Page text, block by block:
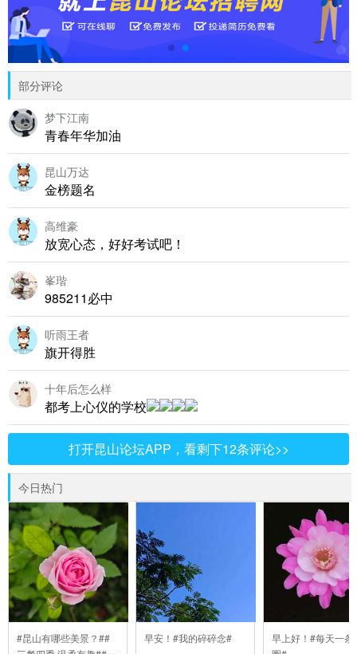
部分评论
梦下江南
青春年华加油
昆山万达
金榜题名
高维豪
放宽心态，好好考试吧！
峯瑎
985211必中
听雨王者
旗开得胜
十年后怎么样
都考上心仪的学校
打开昆山论坛APP，看剩下12条评论>>
今日热门
#昆山有哪些美景？##
早安！#我的碎碎念#
早上好！#每天一条